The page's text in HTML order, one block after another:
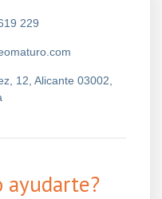
229
12, Alicante 03002,
ayudarte?